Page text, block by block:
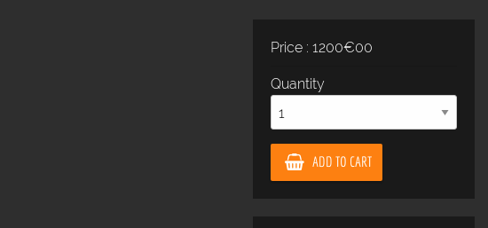
Price : 1200€00
Quantity
ADD TO CART